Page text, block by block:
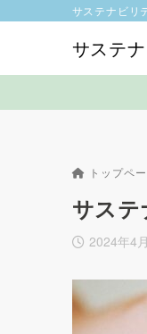
サステ
サステナビリ
トップペ
サス
2024年4